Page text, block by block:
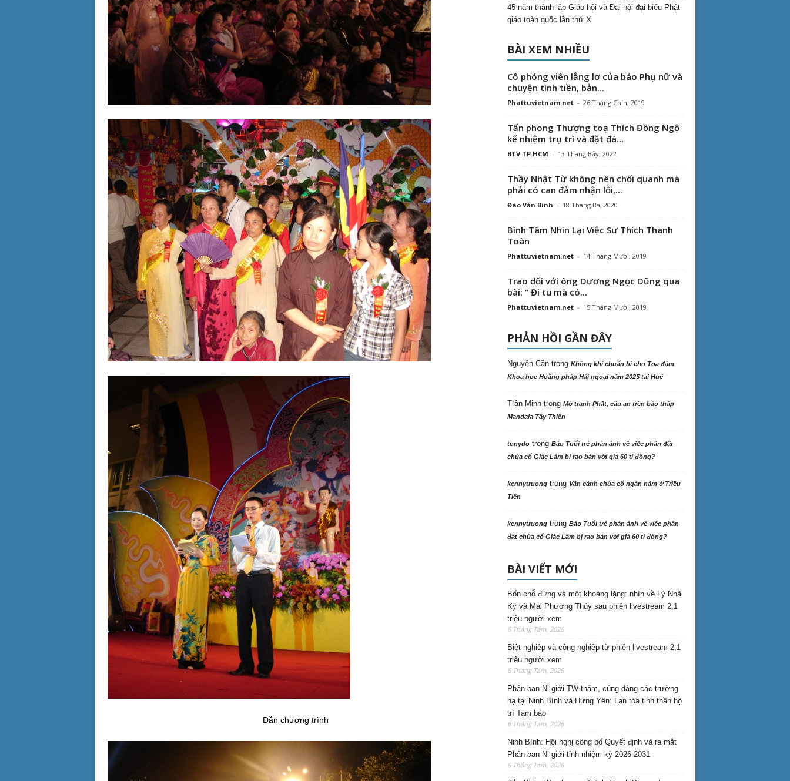
Dẫn chương trình
45 năm thành lập Giáo hội và Đại hội đại biểu Phật
giáo toàn quốc lần thứ X
BÀI XEM NHIỀU
Cô phóng viên lẳng lơ của báo Phụ nữ và
chuyện tình tiền, bản...
Phattuvietnam.net - 26 Tháng Chín, 2019
Tấn phong Thượng toạ Thích Đồng Ngộ
kế nhiệm trụ trì và đặt đá...
BTV TP.HCM - 13 Tháng Bảy, 2022
Thầy Nhật Từ không nên chối quanh mà
phải có can đảm nhận lỗi,...
Đào Văn Bình - 18 Tháng Ba, 2020
Bình Tâm Nhìn Lại Việc Sư Thích Thanh
Toàn
Phattuvietnam.net - 14 Tháng Mười, 2019
Trao đổi với ông Dương Ngọc Dũng qua
bài: “ Đi tu mà có...
Phattuvietnam.net - 15 Tháng Mười, 2019
PHẢN HỒI GẦN ĐÂY
Nguyên Cầntrong Không khí chuẩn bị cho Tọa đàm
Khoa học Hoằng pháp Hải ngoại năm 2025 tại Huế
Trần Minhtrong Mở tranh Phật, cầu an trên bảo tháp
Mandala Tây Thiên
tonydotrong Báo Tuổi trẻ phản ảnh về việc phần đất
chùa cổ Giác Lâm bị rao bán với giá 60 tỉ đồng?
kennytruongtrong Vãn cảnh chùa cổ ngàn năm ở Triều
Tiên
kennytruongtrong Báo Tuổi trẻ phản ảnh về việc phần
đất chùa cổ Giác Lâm bị rao bán với giá 60 tỉ đồng?
BÀI VIẾT MỚI
Bốn chỗ đứng và một khoảng lặng: nhìn về Lý Nhã
Kỳ và Mai Phương Thúy sau phiên livestream 2,1
triệu người xem
6 Tháng Tám, 2026
Biệt nghiệp và cộng nghiệp từ phiên livestream 2,1
triệu người xem
6 Tháng Tám, 2026
Phân ban Ni giới TW thăm, cúng dàng các trường
hạ tại Ninh Bình và Hưng Yên: Lan tỏa tinh thần hộ
trì Tam bảo
6 Tháng Tám, 2026
Ninh Bình: Hội nghị công bố Quyết định và ra mắt
Phân ban Ni giới tỉnh nhiệm kỳ 2026-2031
6 Tháng Tám, 2026